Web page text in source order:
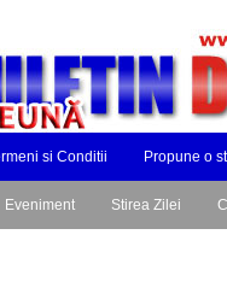
si Conditii Propune o
Eveniment Stirea Zilei